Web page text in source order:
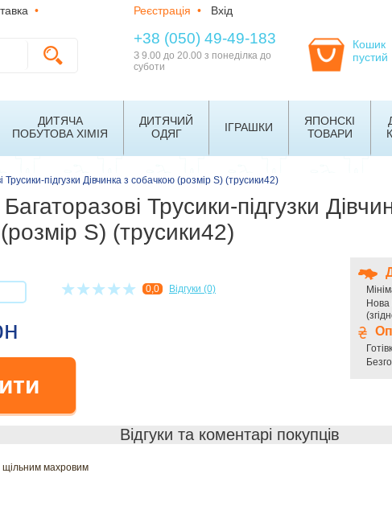
• Реєстрація • Вхід
+38 (050) 49-49-183
З 9.00 до 20.00 з понеділка до
суботи
Кошик
пустий
ДИТЯЧА
ПОБУТОВА ХІМІЯ
ДИТЯЧИЙ
ОДЯГ
ІГРАШКИ
ЯПОНСКІ
ТОВАРИ
підгузки Дівчинка з собачкою (розмір S) (трусики42)
Трусики-підгузки
S) (трусики42)
0,0 Відгуки (0)
Нова
Відгуки та коментарі покупців
щільним махровим